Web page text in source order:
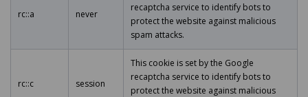
rc::a never
recaptcha service to identify bots to
protect the website against malicious
spam attacks.
rc::c session
This cookie is set by the Google
recaptcha service to identify bots to
protect the website against malicious